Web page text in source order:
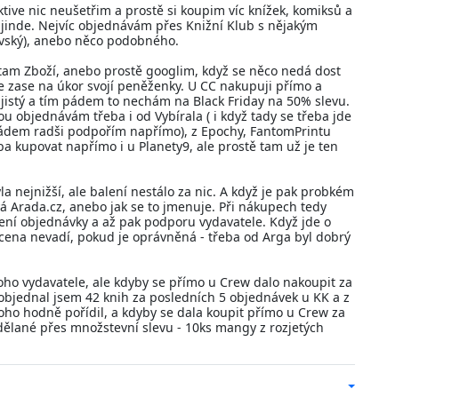
nic neušetřim a prostě si koupim víc knížek, komiksů a
Nejvíc objednávám přes Knižní Klub s nějakým
anebo něco podobného.
Zboží, anebo prostě googlim, když se něco nedá dost
na úkor svojí peněženky. U CC nakupuji přímo a
a tím pádem to nechám na Black Friday na 50% slevu.
objednávám třeba i od Vybírala ( i když tady se třeba jde
radši podpořím napřímo), z Epochy, FantomPrintu
kupovat napřímo i u Planety9, ale prostě tam už je ten
nejnižší, ale balení nestálo za nic. A když je pak probkém
Arada.cz, anebo jak se to jmenuje. Při nákupech tedy
objednávky a až pak podporu vydavatele. Když jde o
nevadí, pokud je oprávněná - třeba od Arga byl dobrý
vydavatele, ale kdyby se přímo u Crew dalo nakoupit za
jsem 42 knih za posledních 5 objednávek u KK a z
hodně pořídil, a kdyby se dala koupit přímo u Crew za
přes množstevní slevu - 10ks mangy z rozjetých